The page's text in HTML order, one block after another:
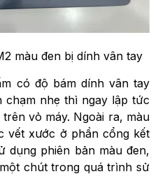
màu đen bị dính vân tay
có độ bám dính vân tay
chạm nhẹ thì ngay lập tức
vỏ máy. Ngoài ra, màu
vết xước ở phần cổng kết
dụng phiên bản màu đen,
chút trong quá trình sử